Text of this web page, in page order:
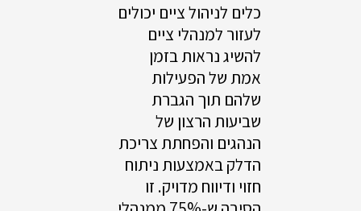
כלים לניהול ציים יכולים
לעזור למנהלי ציים
להשיג נראות בזמן
אמת של הפעילות
שלהם תוך הגברת
שביעות הרצון של
הנהגים והפחתת צריכת
הדלק באמצעות ניתוח
חזוי ודיווח מדויק. זו